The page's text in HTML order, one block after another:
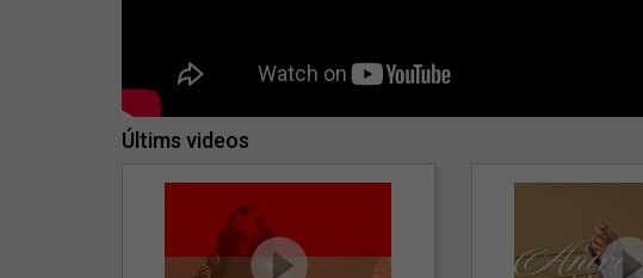
Últims videos